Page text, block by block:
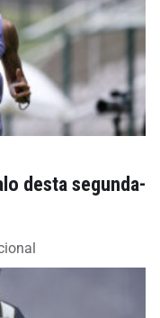
desta segunda-